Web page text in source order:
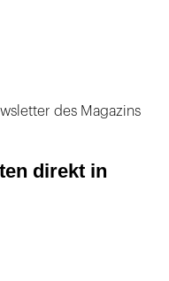
des Magazins
direkt in